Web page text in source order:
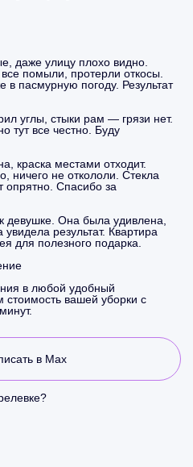
даже улицу плохо видно.
помыли, протерли откосы.
в пасмурную погоду. Результат
углы, стыки рам — грязи нет.
тут все честно. Буду
краска местами отходит.
ничего не откололи. Стекла
опрятно. Спасибо за
девушке. Она была удивлена,
результат. Квартира
для полезного подарка.
в любой удобный
вашей уборки с
в Max